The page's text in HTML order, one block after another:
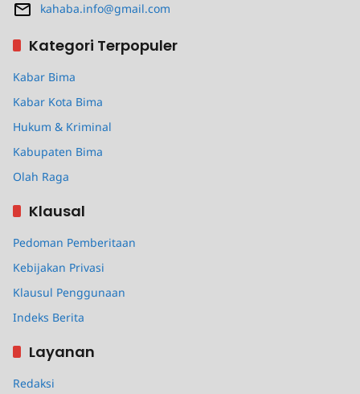
kahaba.info@gmail.com
Kategori Terpopuler
Kabar Bima
Kabar Kota Bima
Hukum & Kriminal
Kabupaten Bima
Olah Raga
Klausal
Pedoman Pemberitaan
Kebijakan Privasi
Klausul Penggunaan
Indeks Berita
Layanan
Redaksi